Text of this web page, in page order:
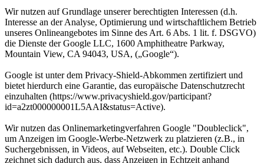
Wir nutzen auf Grundlage unserer berechtigten Interessen (d.h.
Interesse an der Analyse, Optimierung und wirtschaftlichem Betrieb
unseres Onlineangebotes im Sinne des Art. 6 Abs. 1 lit. f. DSGVO)
die Dienste der Google LLC, 1600 Amphitheatre Parkway,
Mountain View, CA 94043, USA, („Google“).
Google ist unter dem Privacy-Shield-Abkommen zertifiziert und
bietet hierdurch eine Garantie, das europäische Datenschutzrecht
einzuhalten (https://www.privacyshield.gov/participant?
id=a2zt000000001L5AAI&status=Active).
Wir nutzen das Onlinemarketingverfahren Google "Doubleclick",
um Anzeigen im Google-Werbe-Netzwerk zu platzieren (z.B., in
Suchergebnissen, in Videos, auf Webseiten, etc.). Double Click
zeichnet sich dadurch aus, dass Anzeigen in Echtzeit anhand